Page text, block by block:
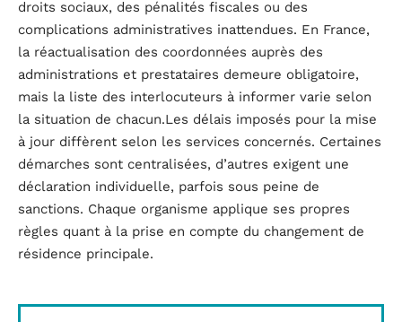
droits sociaux, des pénalités fiscales ou des
complications administratives inattendues. En France,
la réactualisation des coordonnées auprès des
administrations et prestataires demeure obligatoire,
mais la liste des interlocuteurs à informer varie selon
la situation de chacun.Les délais imposés pour la mise
à jour diffèrent selon les services concernés. Certaines
démarches sont centralisées, d’autres exigent une
déclaration individuelle, parfois sous peine de
sanctions. Chaque organisme applique ses propres
règles quant à la prise en compte du changement de
résidence principale.